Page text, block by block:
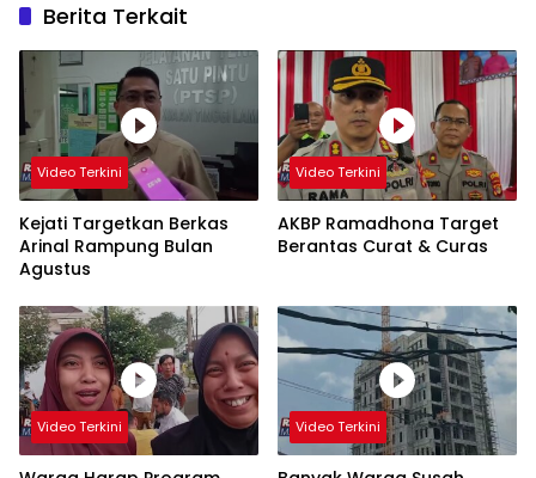
Berita Terkait
Video Terkini
Kejati Targetkan Berkas
Arinal Rampung Bulan
Agustus
Video Terkini
AKBP Ramadhona Target
Berantas Curat & Curas
Video Terkini Video Terkini